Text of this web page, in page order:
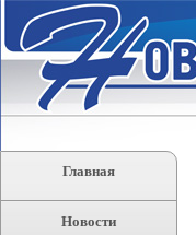
Главная
Новости